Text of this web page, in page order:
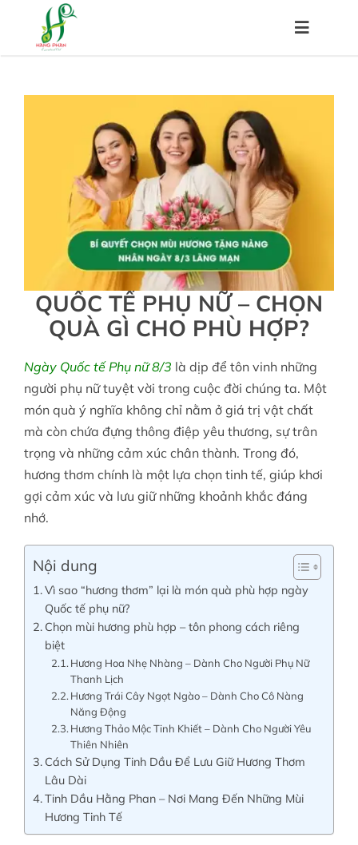
content
Toggle
Trang chủ
Về chúng tôi
Sản phẩm
Hệ thống đại lý
Chính sách
Tin tức
Liên hệ
Tài khoản
QUỐC TẾ PHỤ NỮ – CHỌN
QUÀ GÌ CHO PHÙ HỢP?
Ngày Quốc tế Phụ nữ 8/3 là dịp để tôn vinh những
người phụ nữ tuyệt vời trong cuộc đời chúng ta. Một
món quà ý nghĩa không chỉ nằm ở giá trị vật chất
mà còn chứa đựng thông điệp yêu thương, sự trân
trọng và những cảm xúc chân thành. Trong đó,
hương thơm chính là một lựa chọn tinh tế, giúp khơi
gợi cảm xúc và lưu giữ những khoảnh khắc đáng
nhớ.
Nội dung
Vì sao “hương thơm” lại là món quà phù hợp ngày
Quốc tế phụ nữ?
Chọn mùi hương phù hợp – tôn phong cách riêng
biệt
Hương Hoa Nhẹ Nhàng – Dành Cho Người Phụ Nữ
Thanh Lịch
Hương Trái Cây Ngọt Ngào – Dành Cho Cô Nàng
Năng Động
Hương Thảo Mộc Tinh Khiết – Dành Cho Người Yêu
Thiên Nhiên
Cách Sử Dụng Tinh Dầu Để Lưu Giữ Hương Thơm
Lâu Dài
Tinh Dầu Hằng Phan – Nơi Mang Đến Những Mùi
Hương Tinh Tế